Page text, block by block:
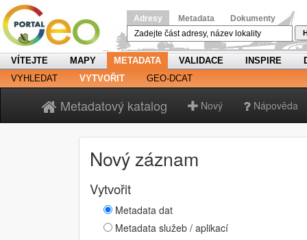
Adresy Metadata Dokumenty
VÍTEJTE MAPY METADATA VALIDACE INSPIRE
VYHLEDAT
VYTVOŘIT GEO-DCAT